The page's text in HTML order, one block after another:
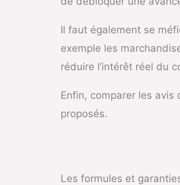
Il faut également se
exemple les
réduire l’intérêt réel du
Enfin, comparer les avis
proposés.
Les formules et